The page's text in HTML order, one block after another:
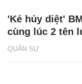
QUÂN SỰ
'Kẻ hủy diệt'
cùng lúc 2 tên